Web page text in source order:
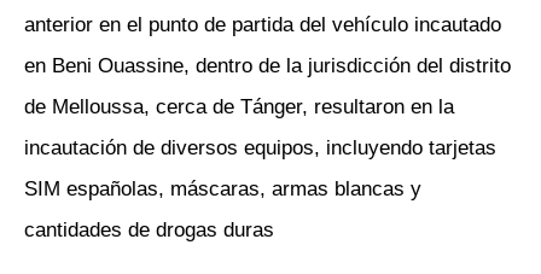
anterior en el punto de partida del vehículo incautado
en Beni Ouassine, dentro de la jurisdicción del distrito
de Melloussa, cerca de Tánger, resultaron en la
incautación de diversos equipos, incluyendo tarjetas
SIM españolas, máscaras, armas blancas y
cantidades de drogas duras